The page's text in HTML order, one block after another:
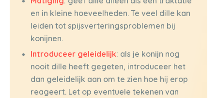
en in kleine hoeveelheden. Te veel dille kan
leiden tot spijsverteringsproblemen bij
konijnen.
Introduceer geleidelijk: als je konijn nog
nooit dille heeft gegeten, introduceer het
dan geleidelijk aan om te zien hoe hij erop
reageert. Let op eventuele tekenen van